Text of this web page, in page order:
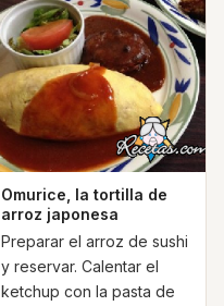
Omurice, la tortilla de
arroz japonesa
Preparar el arroz de sushi
y reservar. Calentar el
ketchup con la pasta de